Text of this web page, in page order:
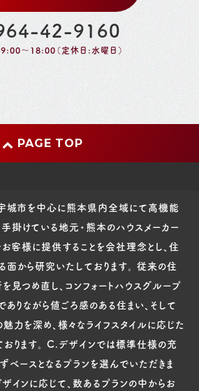
42-9160
～18:00（定休日:水曜日）
PAGE TOP
城市を中心に熊本県内全域にて高機能
掛けている地元・熊本のハウスメーカー
客様に提供することを会社理念とし、住
から研究いたしております。 従来の住
見つめ直し、コンフォートハウスグループ
ありながら値ごろ感のある住まい、そして
力を深め、様々なライフスタイルに応じた
ります。 C.デザインでは標準仕様の充
ベースとなるプランを選んでいただきま
インに応じて、数あるプランの中からお